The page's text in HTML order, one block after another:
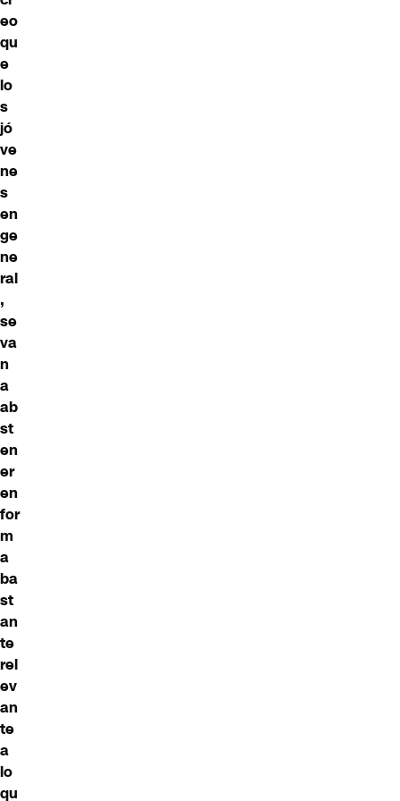
eo
qu
e
lo
s
jó
ve
ne
s
en
ge
ne
ral
,
se
va
n
a
ab
st
en
er
en
for
m
a
ba
st
an
te
rel
ev
an
te
a
lo
qu